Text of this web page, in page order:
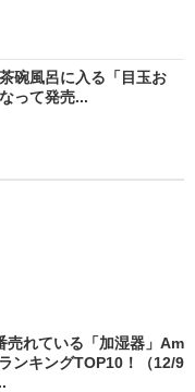
碗風呂に入る「目玉お
って発売...
売れている「加湿器」Am
ンキングTOP10！（12/9